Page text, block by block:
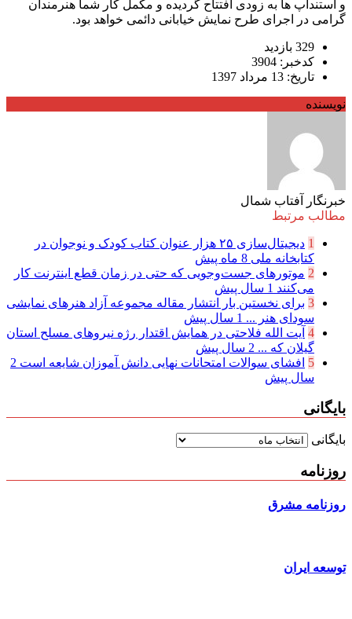
و استندآپ ها به زودی افتتاح گردیده و مکمل کار شما هنرمندان
گرامی در اجرای طرح نمایش خیابانی دائمی خواهد بود.
329 بازدید
کدخبر: 3904
تاریخ: 13 مرداد 1397
نویسنده
خبرنگار آفتاب شمال
مطالب مرتبط
1
دیجیتال‌سازی ۲۵ هزار عنوان کتاب کودک و نوجوان در
کتابخانه ملی 8 ماه پیش
2 موتور‌های جست‌وجویی که حتی در زمان قطع اینترنت کار
می‌کنند 1 سال پیش
3 برای نخستین بار انتشار مقاله مجموعه آزاد هنرهای نمایشی
سودای هنر ... 1 سال پیش
4 آیت الله فلاحتی در همایش اقتدار رژه نیرو‌های مسلح استان
گیلان که ... 2 سال پیش
5 افشای سوالات امتحانات نهایی دانش آموزان شایعه است 2
سال پیش
بایگانی
بایگانی
روزنامه
روزنامه مشرق
توسعه ایران